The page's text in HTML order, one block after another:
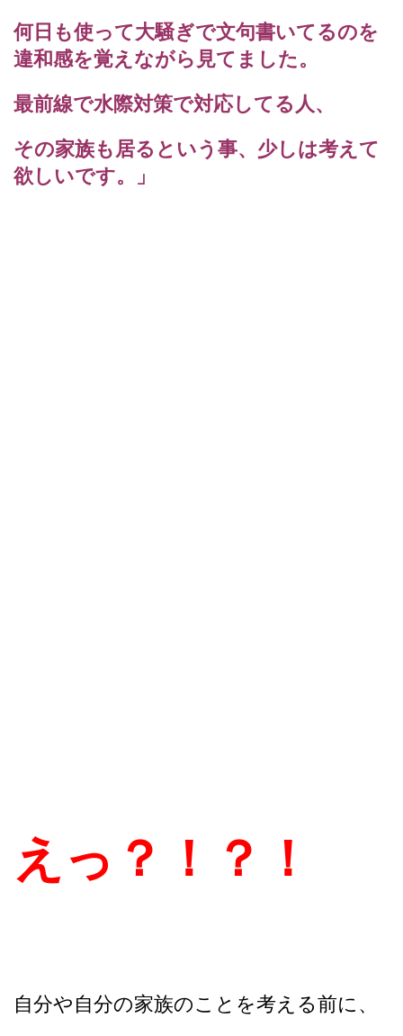
何日も使って大騒ぎで文句書いてるのを
違和感を覚えながら見てま した。
最前線で水際対策で対応してる人、
その家族も居るという事、 少しは考えて
欲しいです。」
えっ？！？！
自分や自分の家族のことを考える前に、